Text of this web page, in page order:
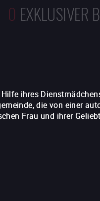
0 EXKLUSIVER
ihres
die von einer
Frau und ihrer